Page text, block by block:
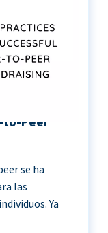
to-Peer
se ha
las
Ya